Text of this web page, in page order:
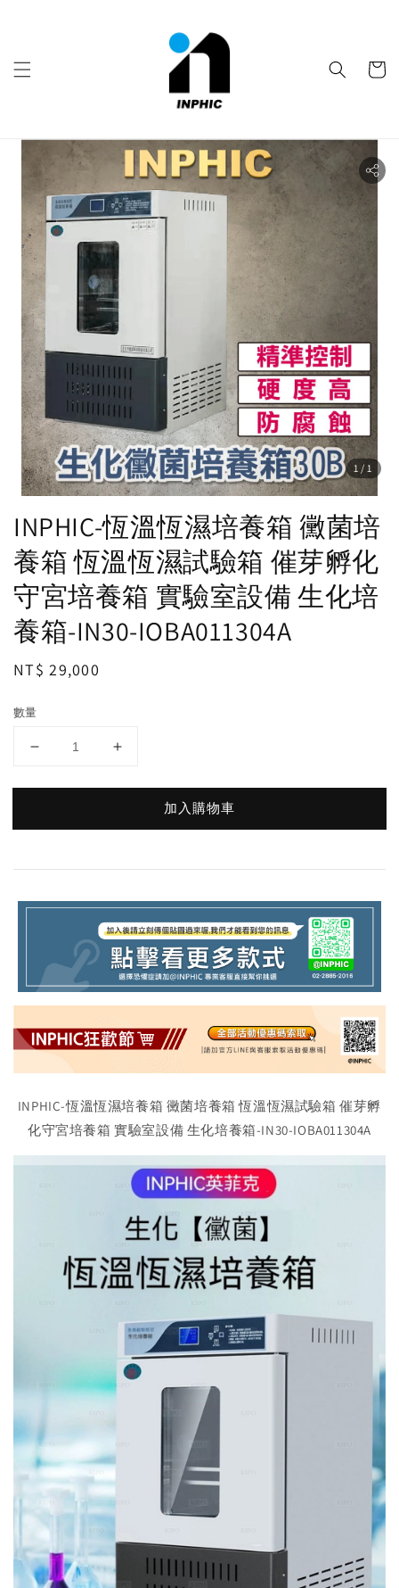
1 /1
INPHIC-恆溫恆濕培養箱 黴菌培
養箱 恆溫恆濕試驗箱 催芽孵化
守宮培養箱 實驗室設備 生化培
養箱-IN30-IOBA011304A
Regular
NT$ 29,000
數量
加入購物車
INPHIC-恆溫恆濕培養箱 黴菌培養箱 恆溫恆濕試驗箱 催芽孵
化守宮培養箱 實驗室設備 生化培養箱-IN30-IOBA011304A